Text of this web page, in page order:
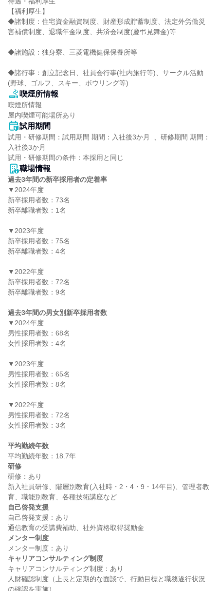
【福利厚生】
◆諸制度：住宅資金融資制度、財産形成貯蓄制度、法定外労働災
害補償制度、退職年金制度、共済会制度(慶弔見舞金)等
◆諸施設：独身寮、三菱電機健保保養所等
◆諸行事：創立記念日、社員会行事(社内旅行等)、サークル活動
(野球、ゴルフ、スキー、ボウリング等)
喫煙所情報
喫煙所情報
屋内喫煙可能場所あり
試用期間
試用・研修期間：試用期間 期間：入社後3か月  、研修期間 期間：
入社後3か月
職場情報
過去3年間の新卒採用者の定着率
▼2024年度
新卒採用者数：73名
新卒離職者数：1名
▼2023年度
新卒採用者数：75名
新卒離職者数：4名
▼2022年度
新卒採用者数：72名
新卒離職者数：9名
過去3年間の男女別新卒採用者数
▼2024年度
男性採用者数：68名
女性採用者数：4名
▼2023年度
男性採用者数：65名
女性採用者数：8名
▼2022年度
男性採用者数：72名
女性採用者数：3名
平均勤続年数
研修
研修：あり
新入社員研修、階層別教育(入社時・2・4・9・14年目)、管理者教
自己啓発支援
自己啓発支援：あり
メンター制度
キャリアコンサルティング制度
キャリアコンサルティング制度：あり
人財確認制度（上長と定期的な面談で、行動目標と職務遂行状況